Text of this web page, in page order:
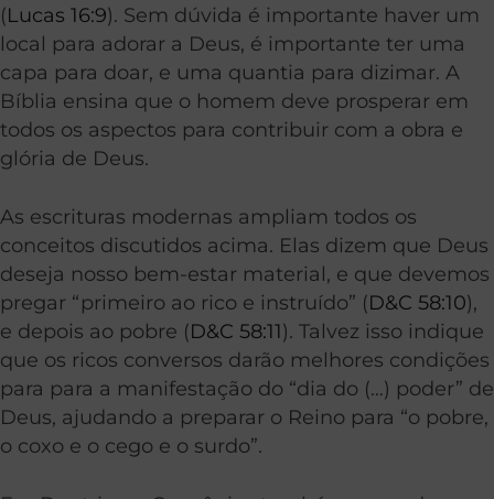
(Lucas 16:9). Sem dúvida é importante haver um
local para adorar a Deus, é importante ter uma
capa para doar, e uma quantia para dizimar. A
Bíblia ensina que o homem deve prosperar em
todos os aspectos para contribuir com a obra e
glória de Deus.
As escrituras modernas ampliam todos os
conceitos discutidos acima. Elas dizem que Deus
deseja nosso bem-estar material, e que devemos
pregar “primeiro ao rico e instruído” (D&C 58:10),
e depois ao pobre (D&C 58:11). Talvez isso indique
que os ricos conversos darão melhores condições
para para a manifestação do “dia do (…) poder” de
Deus, ajudando a preparar o Reino para “o pobre,
o coxo e o cego e o surdo”.